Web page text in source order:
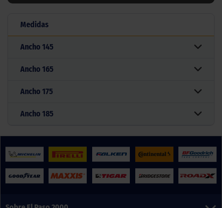
Medidas
Ancho 145
Ancho 165
Ancho 175
Ancho 185